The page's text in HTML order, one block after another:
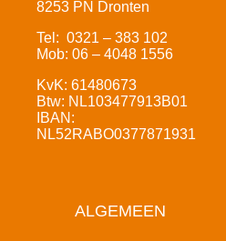
8253 PN Dronten
Tel: 0321 – 383 102
Mob: 06 – 4048 1556
KvK: 61480673
Btw: NL103477913B01
IBAN:
NL52RABO0377871931
ALGEMEEN